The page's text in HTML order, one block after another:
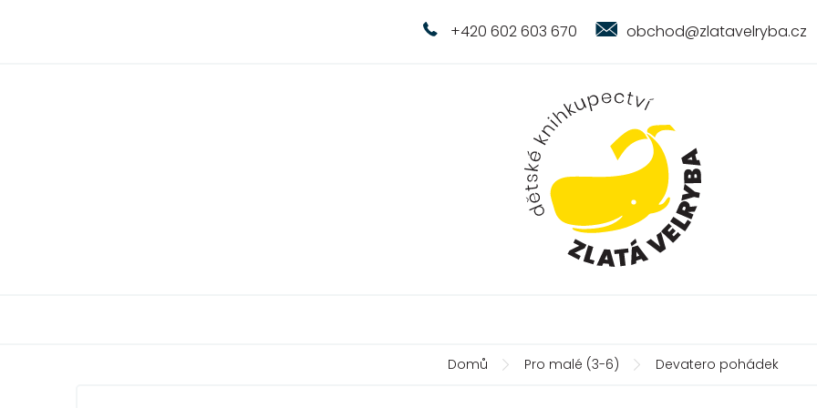
+420 602 603 670 obchod@zlatavelryba.cz
Domů Pro malé (3-6) Devatero pohádek